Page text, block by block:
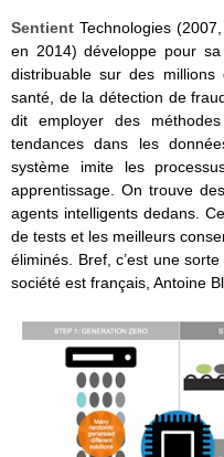
Sentient Technologies
en 2014) développe pour
distribuable sur des
santé, de la détection de
dit employer des
tendances dans les
système imite les
apprentissage. On trouve
agents intelligents dedans.
de tests et les meilleurs
éliminés. Bref, c’est une
société est français, Antoine